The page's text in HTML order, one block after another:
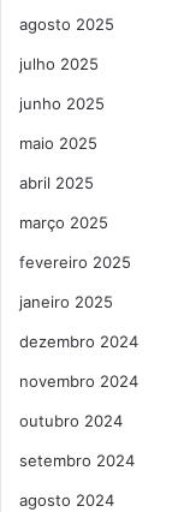
agosto 2025
julho 2025
junho 2025
maio 2025
abril 2025
março 2025
fevereiro 2025
janeiro 2025
dezembro 2024
novembro 2024
outubro 2024
setembro 2024
agosto 2024